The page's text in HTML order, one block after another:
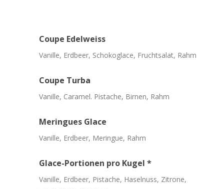
Coupe Edelweiss
Vanille, Erdbeer, Schokoglace, Fruchtsalat, Rahm
Coupe Turba
Vanille, Caramel. Pistache, Birnen, Rahm
Meringues Glace
Vanille, Erdbeer, Meringue, Rahm
Glace-Portionen pro Kugel *
Vanille, Erdbeer, Pistache, Haselnuss, Zitrone,